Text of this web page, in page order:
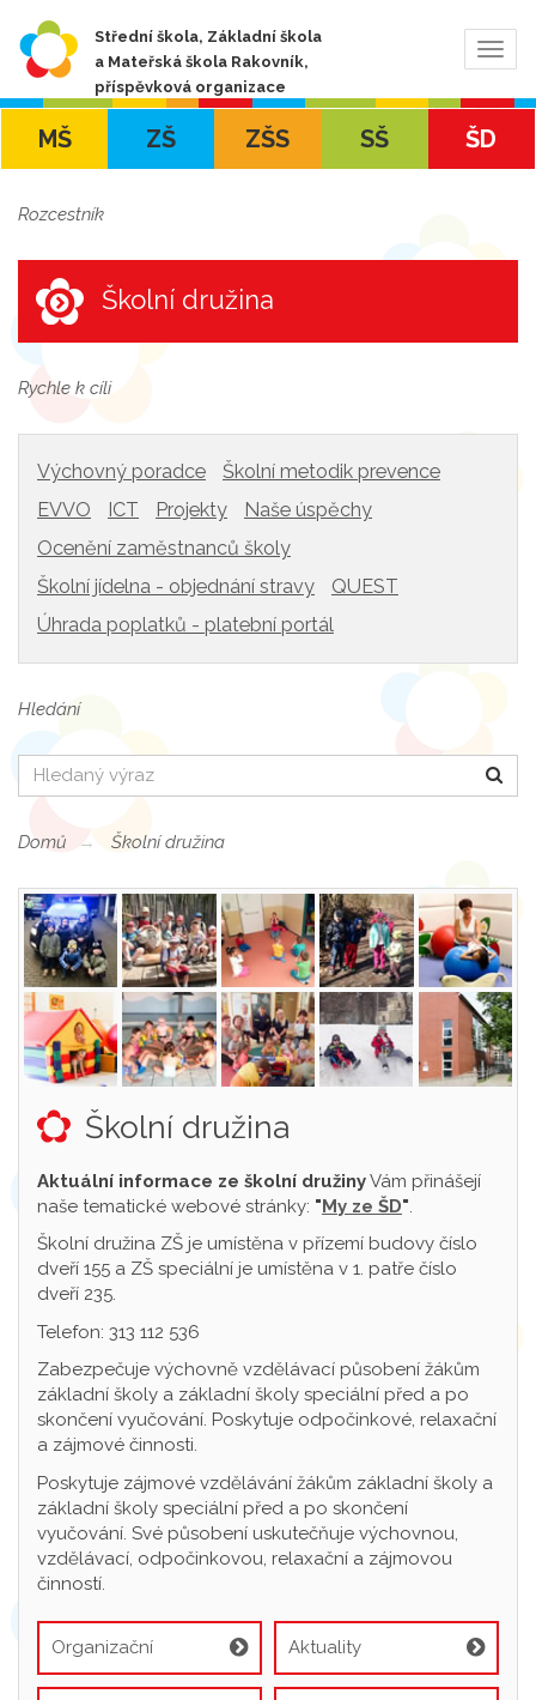
Střední škola, Základní škola
a Mateřská škola Rakovník,
příspěvková organizace
MŠ ZŠ ZŠS SŠ ŠD
Rozcestník
Školní družina
Rychle k cíli
Výchovný poradce
Školní metodik prevence
EVVO
ICT Projekty
Naše úspěchy
Ocenění zaměstnanců školy
Školní jídelna - objednání stravy
QUEST
Úhrada poplatků - platební portál
Hledání
Hledat
Domů Školní družina
Školní družina
Aktuální informace ze školní družinyVám přinášejí
naše tematické webové stránky: "My ze ŠD"
Školní družina ZŠ je umístěna v přízemí budovy číslo
dveří 155 a ZŠ speciální je umístěna v 1. patře číslo
dveří 235.
Telefon: 313 112 536
Zabezpečuje výchovně vzdělávací působení žákům
základní školy a základní školy speciální před a po
skončení vyučování. Poskytuje odpočinkové, relaxační
a zájmové činnosti.
Poskytuje zájmové vzdělávání žákům základní školy a
základní školy speciální před a po skončení
vyučování. Své působení uskutečňuje výchovnou,
vzdělávací, odpočinkovou, relaxační a zájmovou
činností.
Organizační
informace
Aktuality